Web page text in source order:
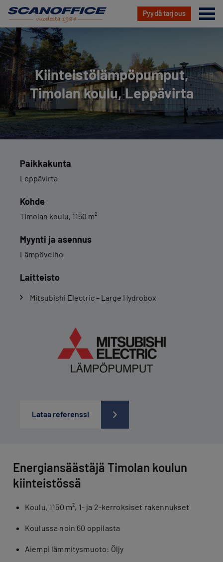
Hyppää
sisältöön
Pyydä tarjous
Kiin­teis­tö­läm­pö­pum­put,
Timolan koulu, Leppävirta
Energiansäästäjä Timolan koulun
kiinteistössä
Koulu, 1150 m², 1- ja 2-kerroksiset rakennukset
Koulussa noin 60 oppilasta
Aiempi lämmitysmuoto: Öljy
Paikkakunta
Leppävirta
Kohde
Timolan koulu, 1150 m²
Myynti ja asennus
Lämpövelho
Laitteisto
Mitsubishi Electric – Large Hydrobox
Lataa referenssi